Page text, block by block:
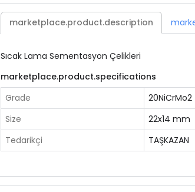
marketplace.product.description
Sıcak Lama Sementasyon Çelikleri
marketplace.product.specifications
Grade
20NiCrMo2
Size
22x14 mm
Tedarikçi
TAŞKAZAN